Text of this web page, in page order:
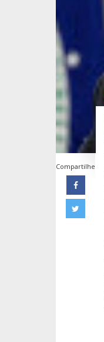
Compartilhe